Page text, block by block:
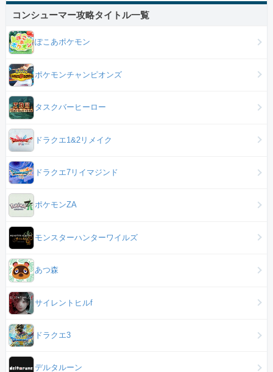
コンシューマー攻略タイトル一覧
ぽこあポケモン
ポケモンチャンピオンズ
タスクバーヒーロー
ドラクエ1&2リメイク
ドラクエ7リイマジンド
ポケモンZA
モンスターハンターワイルズ
あつ森
サイレントヒルf
ドラクエ3
デルタルーン